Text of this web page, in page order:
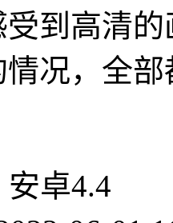
到高清
况，全
卓4.4